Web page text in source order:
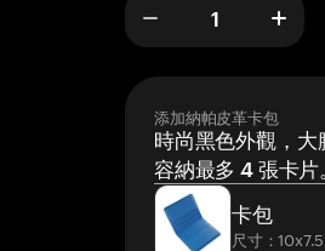
添加納帕皮革卡包
時尚黑色外觀，大
容納最多 4 張卡片
卡包
尺寸：